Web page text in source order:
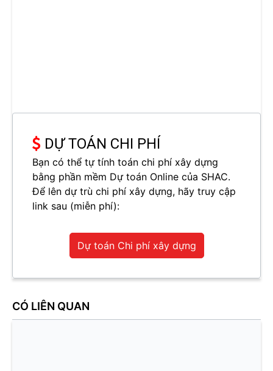
DỰ TOÁN CHI PHÍ
Bạn có thể tự tính toán chi phí xây dựng
bằng phần mềm Dự toán Online của SHAC.
Để lên dự trù chi phí xây dựng, hãy truy cập
link sau (miễn phí):
Dự toán Chi phí xây dựng
CÓ LIÊN QUAN